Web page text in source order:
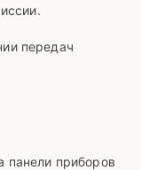
передач
панели приборов